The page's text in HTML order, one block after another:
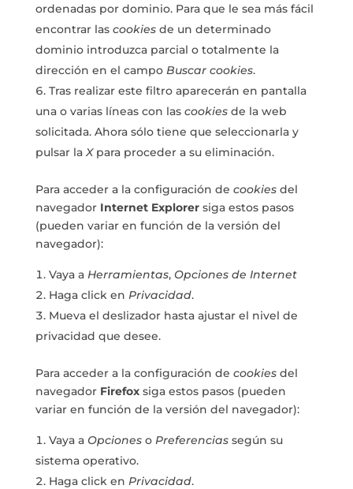
ordenadas por dominio. Para que le sea más fácil
encontrar las cookiesde un determinado
dominio introduzca parcial o totalmente la
dirección en el campo Buscar cookies.
Tras realizar este filtro aparecerán en pantalla
una o varias líneas con las cookiesde la web
solicitada. Ahora sólo tiene que seleccionarla y
pulsar laXpara proceder a su eliminación.
Para acceder a la configuración de cookiesdel
navegador Internet Explorersiga estos pasos
(pueden variar en función de la versión del
navegador):
Vaya a Herramientas, Opciones de Internet
Haga click en Privacidad.
Mueva el deslizador hasta ajustar el nivel de
privacidad que desee.
Para acceder a la configuración de cookiesdel
navegador Firefoxsiga estos pasos (pueden
variar en función de la versión del navegador):
Vaya a Opcioneso Preferenciassegún su
sistema operativo.
Haga click en Privacidad.